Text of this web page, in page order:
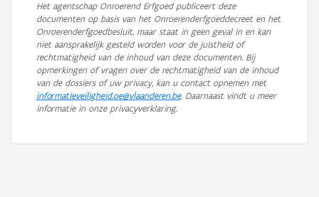
Het agentschap Onroerend Erfgoed publiceert deze
documenten op basis van het Onroerenderfgoeddecreet en het
Onroerenderfgoedbesluit, maar staat in geen geval in en kan
niet aansprakelijk gesteld worden voor de juistheid of
rechtmatigheid van de inhoud van deze documenten. Bij
opmerkingen of vragen over de rechtmatigheid van de inhoud
van de dossiers of uw privacy, kan u contact opnemen met
informatieveiligheid.oe@vlaanderen.be. Daarnaast vindt u meer
informatie in onze privacyverklaring.